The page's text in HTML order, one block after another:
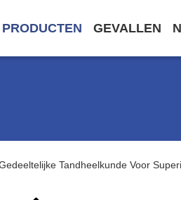
PRODUCTEN GEVALLEN
Tandheelkunde Voor